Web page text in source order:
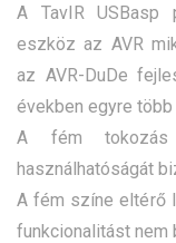
A TavIR USBasp
eszköz az AVR
az AVR-DuDe
években egyre több
A fém
használhatóságát
A fém színe eltérő
funkcionalitást nem